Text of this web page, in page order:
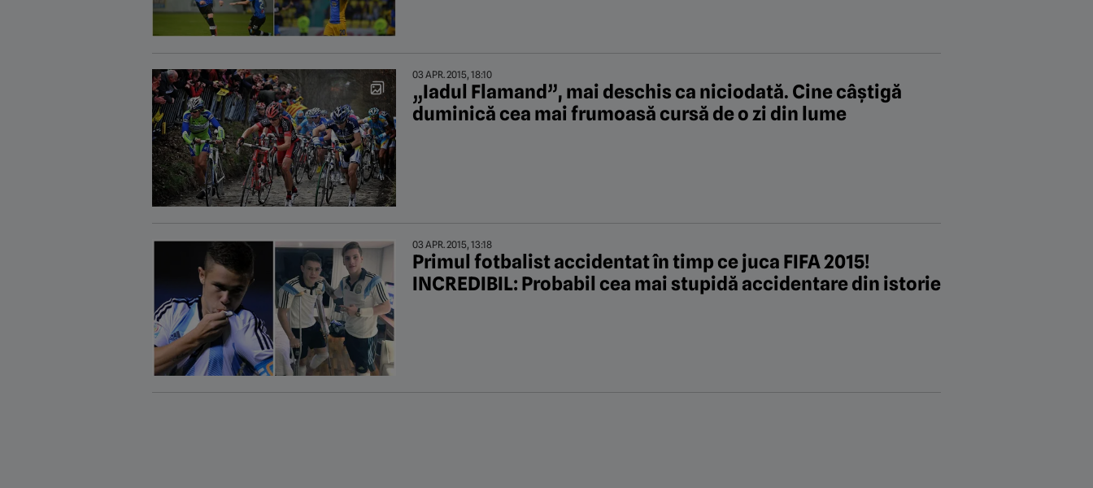
03 APR. 2015, 18:10
„Iadul Flamand”, mai deschis ca niciodată. Cine câștigă
duminică cea mai frumoasă cursă de o zi din lume
03 APR. 2015, 13:18
Primul fotbalist accidentat în timp ce juca FIFA 2015!
INCREDIBIL: Probabil cea mai stupidă accidentare din istorie